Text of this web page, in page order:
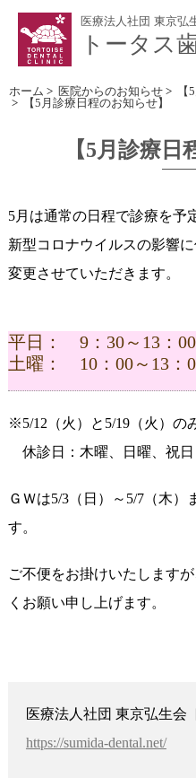
医療法人社団 東京弘
トータス
ホーム > 医院からのお知らせ >
>
【5月診療日程のお知らせ】
【5月診療日
5月は通常の日程で診療を予
新型コロナウイルスの影響
変更させていただきます。
平日： 9：30～13
土曜： 10：00～13
※5/12（火）と5/19（火）の
休診日：木曜、日曜、祝日
ＧＷは5/3（日）～5/7（木）
す。
ご不便をお掛けいたします
くお願い申し上げます。
医療法人社団 東京弘生会
https://sumida-dental.net/